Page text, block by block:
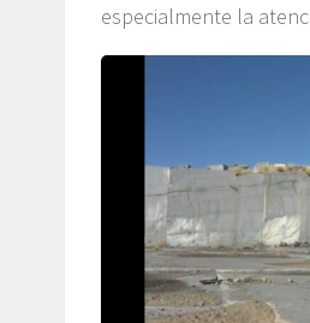
especialmente la